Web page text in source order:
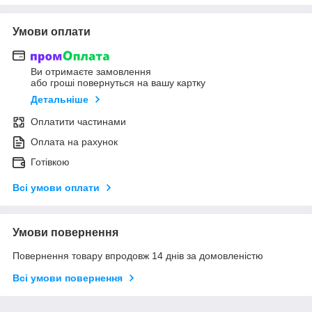
Умови оплати
Ви отримаєте замовлення
або гроші повернуться на вашу картку
Детальніше
Оплатити частинами
Оплата на рахунок
Готівкою
Всі умови оплати
Умови повернення
Повернення товару впродовж 14 днів за домовленістю
Всі умови повернення